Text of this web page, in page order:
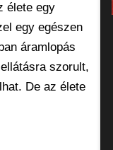
élete egy
egy egészen
áramlopás
szorult,
De az élete